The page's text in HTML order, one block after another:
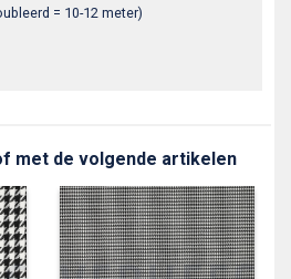
= 10-12 meter)
met de volgende artikelen